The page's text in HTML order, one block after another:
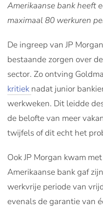
Amerikaanse bank heeft
maximaal 80 werkuren
De ingreep van JP
bestaande zorgen over
sector. Zo ontving
kritiek nadat junior
werkweken. Dit leidde
de belofte van meer
twijfels of dit echt het
Ook JP Morgan kwam
Amerikaanse bank gaf
werkvrije periode van
evenals de garantie van